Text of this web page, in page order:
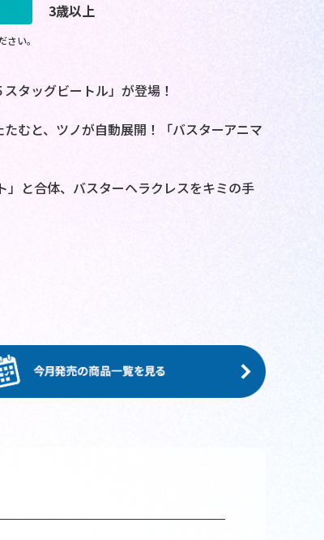
3歳以上
い。
タッグビートル」が登場！
むと、ツノが自動展開！「バスターアニマ
と合体、バスターヘラクレスをキミの手